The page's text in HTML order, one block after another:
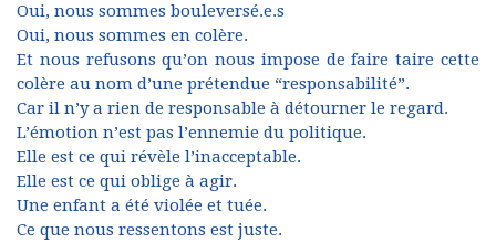
Oui, nous sommes bouleversé.e.s
Oui, nous sommes en colère.
Et nous refusons qu’on nous impose de faire taire cette
colère au nom d’une prétendue “responsabilité”.
Car il n’y a rien de responsable à détourner le regard.
L’émotion n’est pas l’ennemie du politique.
Elle est ce qui révèle l’inacceptable.
Elle est ce qui oblige à agir.
Une enfant a été violée et tuée.
Ce que nous ressentons est juste.